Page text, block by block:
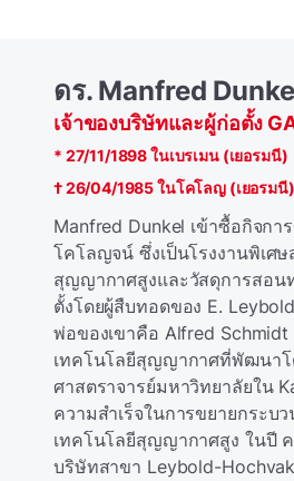
ดร. Manfred
เจ้าของบริษัทและผู้ก่อตั้ง
* 27/11/1898 ในเบรเมน (เยอรมนี)
† 26/04/1985 ในโคโลญ (เยอรมนี)
Manfred Dunkel เข้าซื้อกิจก
โคโลญจน์ ซึ่งเป็นโรงงานพิเศ
สุญญากาศสูงและวัสดุการสอน
ตั้งโดยผู้สืบทอดของ E.
พ่อของเขาคือ Alfred Schmidt
เทคโนโลยีสุญญากาศที่พัฒนาโ
ศาสตราจารย์มหาวิทยาลัยใน
ความสําเร็จในการขยายกระบ
เทคโนโลยีสุญญากาศสูง ในปี ค
บริษัทสาขา Leybold-